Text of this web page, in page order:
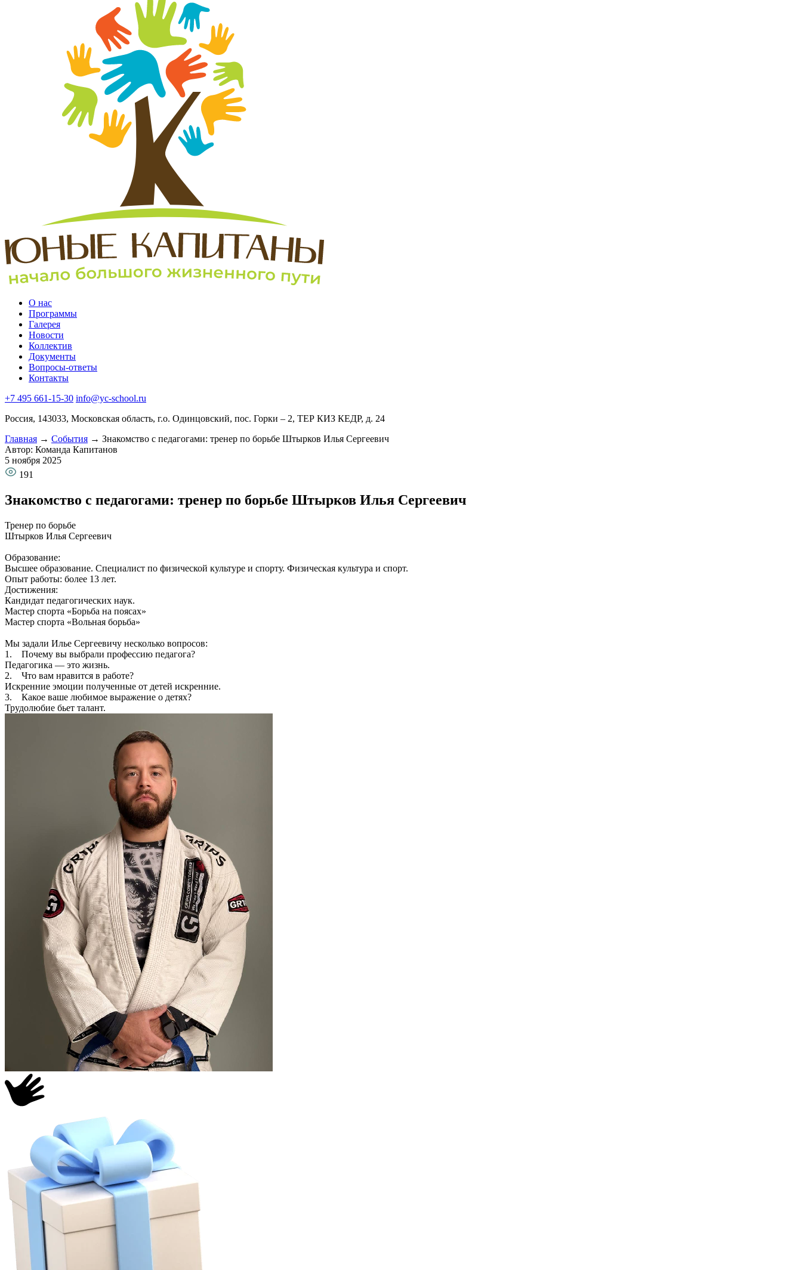
О нас
Программы
Галерея
Новости
Коллектив
Документы
Вопросы-ответы
Контакты
+7 495 661-15-30 info@yc-school.ru
Россия, 143033, Московская область, г.о. Одинцовский, пос. Горки – 2, ТЕР КИЗ КЕДР, д. 24
Главная → События → Знакомство с педагогами: тренер по борьбе Штырков Илья Сергеевич
Автор: Команда Капитанов
5 ноября 2025
191
Знакомство с педагогами: тренер по борьбе Штырков Илья Сергеевич
Тренер по борьбе
Штырков Илья Сергеевич
Образование:
Высшее образование. Специалист по физической культуре и спорту. Физическая культура и спорт.
Опыт работы: более 13 лет.
Достижения:
Кандидат педагогических наук.
Мастер спорта «Борьба на поясах»
Мастер спорта «Вольная борьба»
Мы задали Илье Сергеевичу несколько вопросов:
1. Почему вы выбрали профессию педагога?
Педагогика — это жизнь.
2. Что вам нравится в работе?
Искренние эмоции полученные от детей искренние.
3. Какое ваше любимое выражение о детях?
Трудолюбие бьет талант.